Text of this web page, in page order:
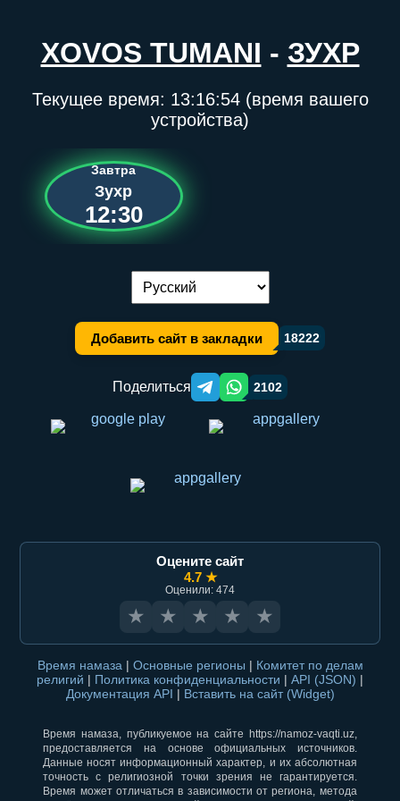
XOVOS TUMANI - ЗУХР
Текущее время: 13:16:54(время вашего
устройства)
Завтра
Зухр
12:30
Переключение языка:
Добавить сайт в закладки 18222
Поделиться Telegram orqali ulashish
WhatsApp orqali ulashish
2102
Оцените сайт
4.7 ★
Оценили: 474
★ ★ ★ ★ ★
Время намаза | Основные регионы | Комитет по делам
религий | Политика конфиденциальности | API (JSON) |
Документация API | Вставить на сайт (Widget)
Время намаза, публикуемое на сайте https://namoz-vaqti.uz,
предоставляется на основе официальных источников.
Данные носят информационный характер, и их абсолютная
точность с религиозной точки зрения не гарантируется.
Время может отличаться в зависимости от региона, метода